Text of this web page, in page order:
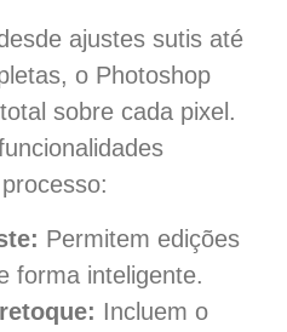
ajustes sutis até
o Photoshop
sobre cada pixel.
Permitem edições
forma inteligente.
Incluem o